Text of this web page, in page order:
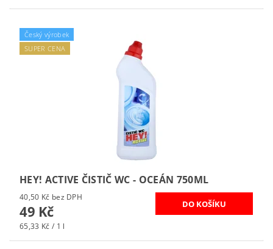
Český výrobek
SUPER CENA
HEY! ACTIVE ČISTIČ WC - OCEÁN 750ML
40,50 Kč bez DPH
49 Kč
65,33 Kč / 1 l